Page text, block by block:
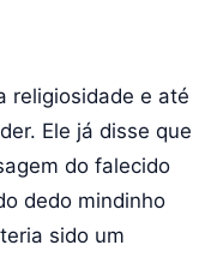
religiosidade e até
Ele já disse que
do falecido
dedo mindinho
sido um